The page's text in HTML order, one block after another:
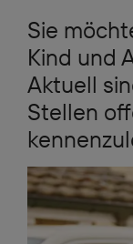
Sie
Kind und
Aktuell
Stellen